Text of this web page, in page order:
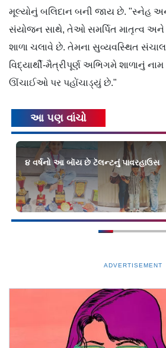
મૂલ્યોનું બલિદાન બની જાય છે. "સ્નેહ
સંયોજન સાથે, તેઓ સમર્પિત માતૃત્વ અને
શાળા ચલાવે છે. તેમના સુવ્યવસ્થિત
વિદ્યાર્થી-મૈત્રીપૂર્ણ અભિગમે શાળાનું
ઊંચાઈઓ પર પહોંચાડ્યું છે."
આ પણ વાંચો
૪ વર્ષનો આ બૉય છે ટૅલન્ટનું પાવરહાઉસ
ADVERTISEMENT